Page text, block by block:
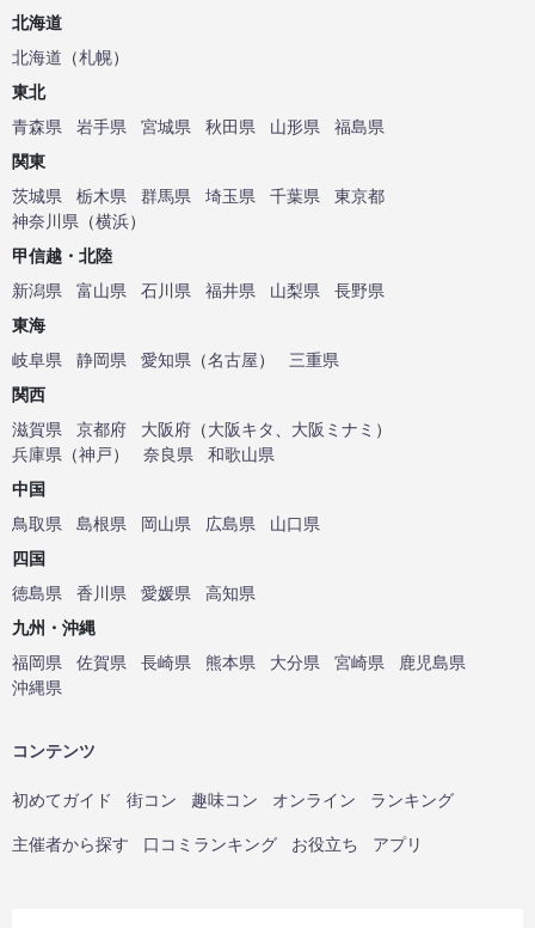
北海道
北海道 （札幌）
東北
青森県
岩手県 宮城県 秋田県 山形県
福島県
関東
茨城県
栃木県 群馬県 埼玉県 千葉県
東京都
神奈川県 （横浜）
甲信越・北陸
新潟県
富山県 石川県 福井県 山梨県
長野県
東海
岐阜県
静岡県 愛知県 （名古屋）
三重県
関西
滋賀県
京都府 大阪府 （大阪キタ 大阪ミナミ ）
兵庫県 （神戸） 奈良県
和歌山県
中国
鳥取県
島根県 岡山県 広島県
山口県
四国
徳島県
香川県 愛媛県
高知県
九州・沖縄
福岡県
佐賀県 長崎県 熊本県 大分県 宮崎県
鹿児島県
沖縄県
コンテンツ
初めてガイド 街コン 趣味コン オンライン ランキング
主催者から探す 口コミランキング お役立ち アプリ